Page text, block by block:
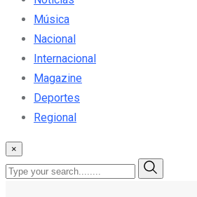
Música
Nacional
Internacional
Magazine
Deportes
Regional
×